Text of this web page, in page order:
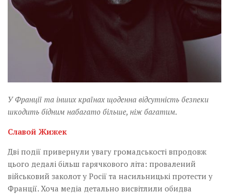
У Франції та інших країнах щоденна відсутність безпеки
шкодить бідним набагато більше, ніж багатим.
Славой Жижек
Дві події привернули увагу громадськості впродовж
цього дедалі більш гарячкового літа: провалений
військовий заколот у Росії та насильницькі протести у
Франції. Хоча медіа детально висвітлили обидва